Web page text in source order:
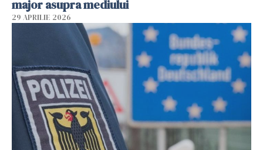
major asupra mediului
29 APRILIE 2026